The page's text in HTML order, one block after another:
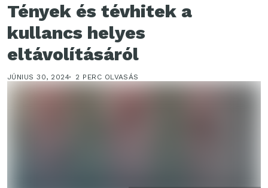
Tények és tévhitek a
kullancs helyes
eltávolításáról
JÚNIUS 30, 2024 2 PERC OLVASÁS